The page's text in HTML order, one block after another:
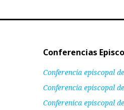
Conferencias
Conferencia episcopal
Conferencia episcopal
Conferenica episcopal